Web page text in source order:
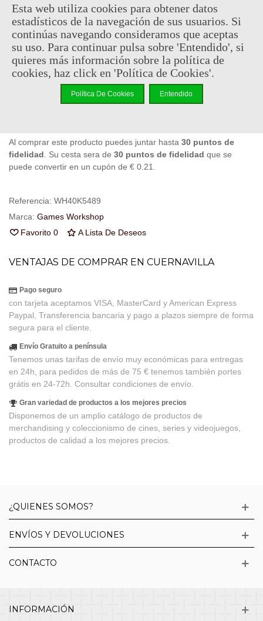
60,00 € (impuestos inc.)
En stock, envío en 24/48h
-
Añadir Al Carrito
Al comprar este producto puedes juntar hasta 30 puntos de
fidelidad . Su cesta sera de 30 puntos de fidelidad que se
puede convertir en un cupón de € 0.21
Referencia: WH40K5489
Marca: Games Workshop
Favorito 0 A Lista De Deseos
VENTAJAS DE COMPRAR EN CUERNAVILLA
Pago seguro
con tarjeta aceptamos VISA, MasterCard y American Express
Paypal, Transferencia bancaria y pago a plazos siempre de forma
segura para el cliente.
Envío Gratuito a península
Tenemos unas tarifas de envío muy económicas para entregas
en 24h, para pedidos de más de 75 € tenemos también portes
grátis en 24-72h. Consultar condiciones de envío.
Gran variedad de productos a los mejores precios
Disponemos de un amplio catálogo de productos de
merchandising y coleccionismo de cines, series y videojuegos,
productos de calidad a los mejores precios.
¿QUIENES SOMOS?
ENVÍOS Y DEVOLUCIONES
CONTACTO
INFORMACIÓN
Esta web utiliza cookies para obtener datos
estadísticos de la navegación de sus usuarios. Si
continúas navegando consideramos que aceptas
su uso. Para continuar pulsa sobre 'Entendido', si
quieres más información sobre la política de
cookies, haz click en 'Política de Cookies'.
Política De Cookies Entendido